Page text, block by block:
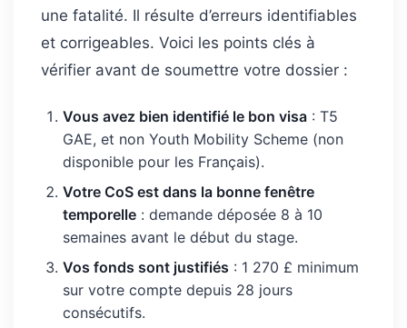
une fatalité. Il résulte d’erreurs identifiables
et corrigeables. Voici les points clés à
vérifier avant de soumettre votre dossier :
Vous avez bien identifié le bon visa : T5
GAE, et non Youth Mobility Scheme (non
disponible pour les Français).
Votre CoS est dans la bonne fenêtre
temporelle : demande déposée 8 à 10
semaines avant le début du stage.
Vos fonds sont justifiés : 1 270 £ minimum
sur votre compte depuis 28 jours
consécutifs.